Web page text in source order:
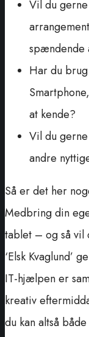
Vil du
spændende
Har du
at kende?
Vil du
andre
Så er det her
Medbring din
tablet – og så
‘Elsk Kvaglund’
IT-hjælpen er
kreativ
du kan altså